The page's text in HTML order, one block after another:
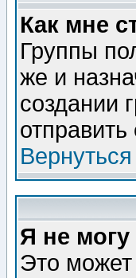
Как мне
Группы
же и
создании
Я не
Это